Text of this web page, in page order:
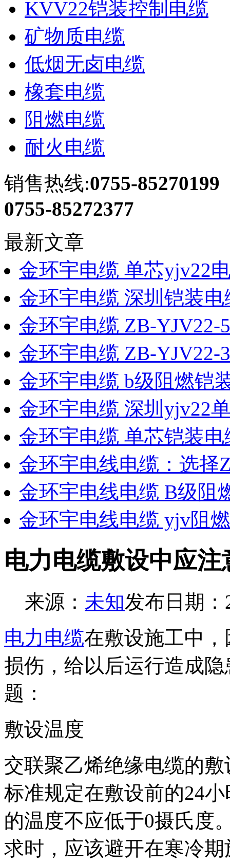
KVV22铠装控制电缆
矿物质电缆
低烟无卤电缆
橡套电缆
阻燃电缆
耐火电缆
销售热线:0755-85270199
0755-85272377
最新文章
金环宇电缆 单芯yjv22
金环宇电缆 深圳铠装电
金环宇电缆 ZB-YJV22-
金环宇电缆 ZB-YJV22-
金环宇电缆 b级阻燃铠
金环宇电缆 深圳yjv22
金环宇电缆 单芯铠装
金环宇电线电缆：选择
金环宇电线电缆 B级阻
金环宇电线电缆 yjv阻
电力电缆敷设中应注
来源： 未知发布日期：
电力电缆在敷设施工中
损伤，给以后运行造成
题：
敷设温度
交联聚乙烯绝缘电缆的
标准规定在敷设前的24
的温度不应低于0摄氏度
求时，应该避开在寒冷